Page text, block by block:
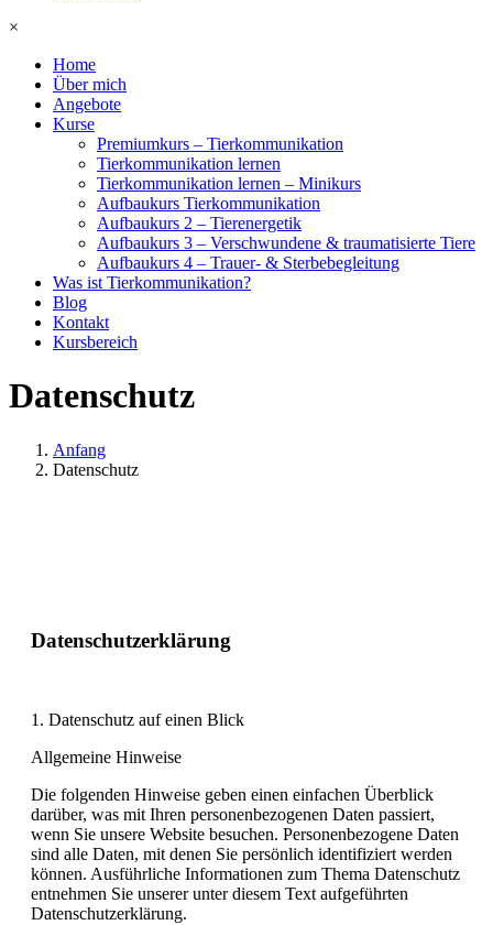
×
Home
Über mich
Angebote
Kurse
Premiumkurs – Tierkommunikation
Tierkommunikation lernen
Tierkommunikation lernen – Minikurs
Aufbaukurs Tierkommunikation
Aufbaukurs 2 – Tierenergetik
Aufbaukurs 3 – Verschwundene & traumatisierte Tiere
Aufbaukurs 4 – Trauer- & Sterbebegleitung
Was ist Tierkommunikation?
Blog
Kontakt
Kursbereich
Datenschutz
Anfang
Datenschutz
Datenschutzerklärung
1. Datenschutz auf einen Blick
Allgemeine Hinweise
Die folgenden Hinweise geben einen einfachen Überblick
darüber, was mit Ihren personenbezogenen Daten passiert,
wenn Sie unsere Website besuchen. Personenbezogene Daten
sind alle Daten, mit denen Sie persönlich identifiziert werden
können. Ausführliche Informationen zum Thema Datenschutz
entnehmen Sie unserer unter diesem Text aufgeführten
Datenschutzerklärung.